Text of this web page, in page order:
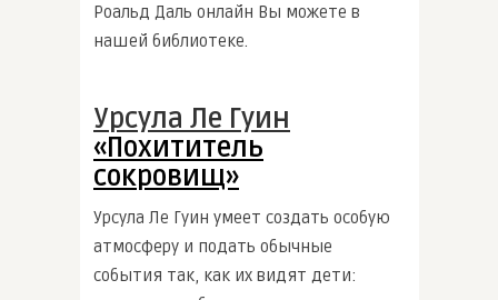
Роальд Даль онлайн Вы можете в
нашей библиотеке.
Урсула Ле Гуин
«Похититель
сокровищ»
Урсула Ле Гуин умеет создать особую
атмосферу и подать обычные
события так, как их видят дети: